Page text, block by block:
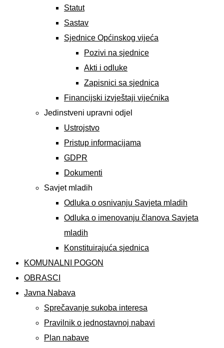
Statut
Sastav
Sjednice Općinskog vijeća
Pozivi na sjednice
Akti i odluke
Zapisnici sa sjednica
Financijski izvještaji vijećnika
Jedinstveni upravni odjel
Ustrojstvo
Pristup informacijama
GDPR
Dokumenti
Savjet mladih
Odluka o osnivanju Savjeta mladih
Odluka o imenovanju članova Savjeta
mladih
Konstituirajuća sjednica
KOMUNALNI POGON
OBRASCI
Javna Nabava
Sprečavanje sukoba interesa
Pravilnik o jednostavnoj nabavi
Plan nabave